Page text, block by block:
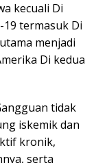
kecuali Di
19 termasuk Di
menjadi
Di kedua
tidak
iskemik dan
kronik,
serta